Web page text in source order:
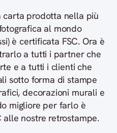
carta prodotta nella più
al mondo
è certificata FSC. Ora è
a tutti i partner che
e a tutti i clienti che
sotto forma di stampe
decorazioni murali e
migliore per farlo è
alle nostre retrostampe.